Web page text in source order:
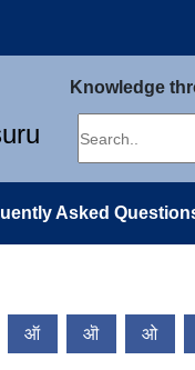
Knowledge
Asked
ऑ ऒ ओ